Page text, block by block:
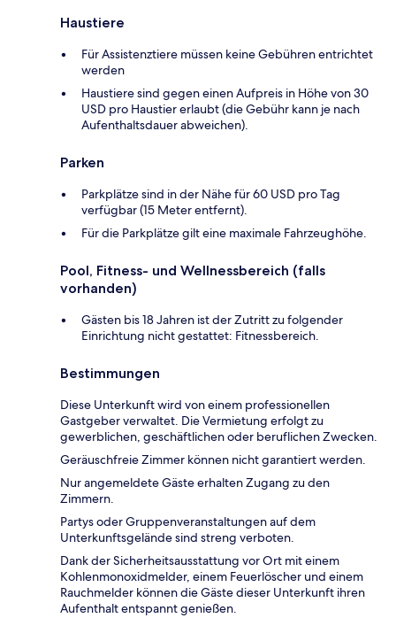
Haustiere
Für Assistenztiere müssen keine Gebühren entrichtet
werden
Haustiere sind gegen einen Aufpreis in Höhe von 30
USD pro Haustier erlaubt (die Gebühr kann je nach
Aufenthaltsdauer abweichen).
Parken
Parkplätze sind in der Nähe für 60 USD pro Tag
verfügbar (15 Meter entfernt).
Für die Parkplätze gilt eine maximale Fahrzeughöhe.
Pool, Fitness- und Wellnessbereich (falls
vorhanden)
Gästen bis 18 Jahren ist der Zutritt zu folgender
Einrichtung nicht gestattet: Fitnessbereich.
Bestimmungen
Diese Unterkunft wird von einem professionellen
Gastgeber verwaltet. Die Vermietung erfolgt zu
gewerblichen, geschäftlichen oder beruflichen Zwecken.
Geräuschfreie Zimmer können nicht garantiert werden.
Nur angemeldete Gäste erhalten Zugang zu den
Zimmern.
Partys oder Gruppenveranstaltungen auf dem
Unterkunftsgelände sind streng verboten.
Dank der Sicherheitsausstattung vor Ort mit einem
Kohlenmonoxidmelder, einem Feuerlöscher und einem
Rauchmelder können die Gäste dieser Unterkunft ihren
Aufenthalt entspannt genießen.